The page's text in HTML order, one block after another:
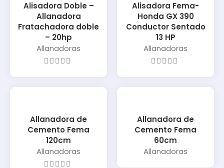
Alisadora Doble –
Allanadora
Fratachadora doble
– 20hp
Allanadoras
Alisadora Fema-
Honda GX 390
Conductor Sentado
13 HP
Allanadoras
Allanadora de
Cemento Fema
120cm
Allanadoras
Allanadora de
Cemento Fema
60cm
Allanadoras